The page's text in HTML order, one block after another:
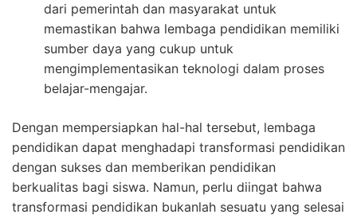
dari pemerintah dan masyarakat untuk
memastikan bahwa lembaga pendidikan memiliki
sumber daya yang cukup untuk
mengimplementasikan teknologi dalam proses
belajar-mengajar.
Dengan mempersiapkan hal-hal tersebut, lembaga
pendidikan dapat menghadapi transformasi pendidikan
dengan sukses dan memberikan pendidikan
berkualitas bagi siswa. Namun, perlu diingat bahwa
transformasi pendidikan bukanlah sesuatu yang selesai